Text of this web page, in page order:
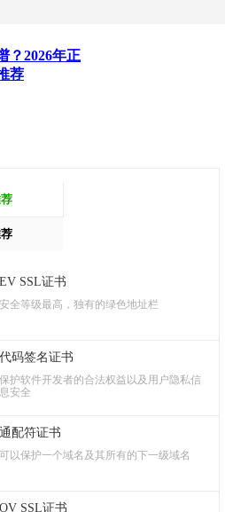
？2026年正
荐
EV SSL证书
安全等级最高，独有的绿色地址栏
代码签名证书
保护软件开发者的合法权益以及用户隐私信
息安全
通配符证书
可以保护一个域名及其所有的下一级域名
OV SSL证书